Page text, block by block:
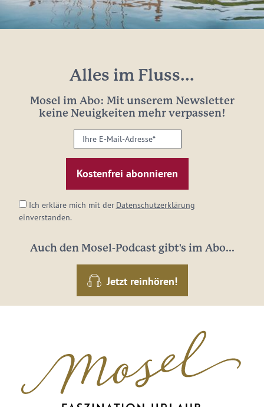
Alles im Fluss...
Mosel im Abo: Mit unserem Newsletter
keine Neuigkeiten mehr verpassen!
Ihre
E-
Mail-
Adresse:
Ich erkläre mich mit der Datenschutzerklärung
einverstanden.
Auch den Mosel-Podcast gibt's im Abo...
Jetzt reinhören!